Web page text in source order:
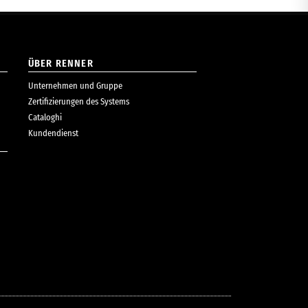
ÜBER RENNER
Unternehmen und Gruppe
Zertifizierungen des Systems
Cataloghi
Kundendienst